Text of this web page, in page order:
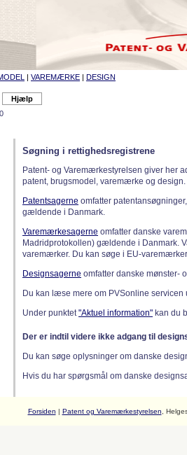
| VAREMÆRKE | DESIGN
Søgning i rettighedsregistrene
Patent- og Varemærkestyrelsen giver her
patent, brugsmodel, varemærke og design.
Patentsagerne omfatter
gældende i Danmark.
Varemærkesagerne omfatter danske
Madridprotokollen) gældende i Danmark.
varemærker. Du kan søge i EU-
Designsagerne omfatter danske mønster-
Du kan læse mere om PVSonline
Under punktet"Aktuel information" kan du
Der er indtil videre ikke adgang til
Du kan søge oplysninger om danske
Hvis du har spørgsmål om danske
Forsiden | Patent og Varemærkestyrelsen ,